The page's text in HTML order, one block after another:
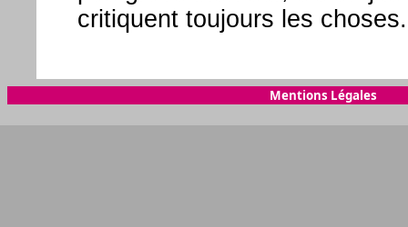
critiquent toujours les choses.
Mentions Légales